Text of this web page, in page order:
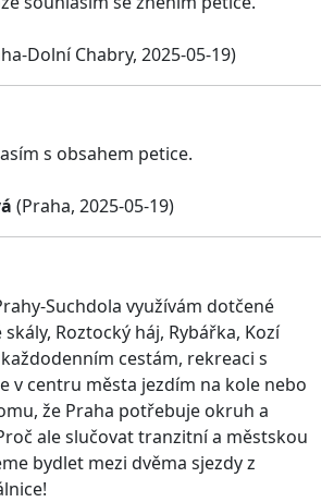
Dolní Chabry, 2025-05-19)
s obsahem petice.
(Praha, 2025-05-19)
Suchdola využívám dotčené
Roztocký háj, Rybářka, Kozí
cestám, rekreaci s
v centru města jezdím na kole nebo
že Praha potřebuje okruh a
ale slučovat tranzitní a městskou
bydlet mezi dvěma sjezdy z